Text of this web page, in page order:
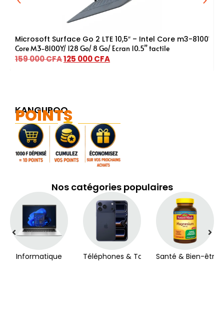
Microsoft Surface Go 2 LTE 10,5″ – Intel Core m3-8100Y , 8
Core M3-8100Y/ 128 Go/ 8 Go/ Ecran 10.5” tactile
159 000CFA125 000CFA
KANGUROO
POINTS
Nos catégories populaires
Informatique Téléphones & TablettesSanté & Bien-être